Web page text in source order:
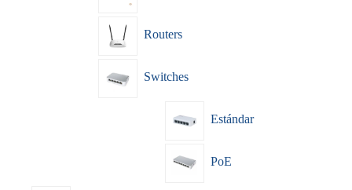
Routers
Switches
Estándar
PoE